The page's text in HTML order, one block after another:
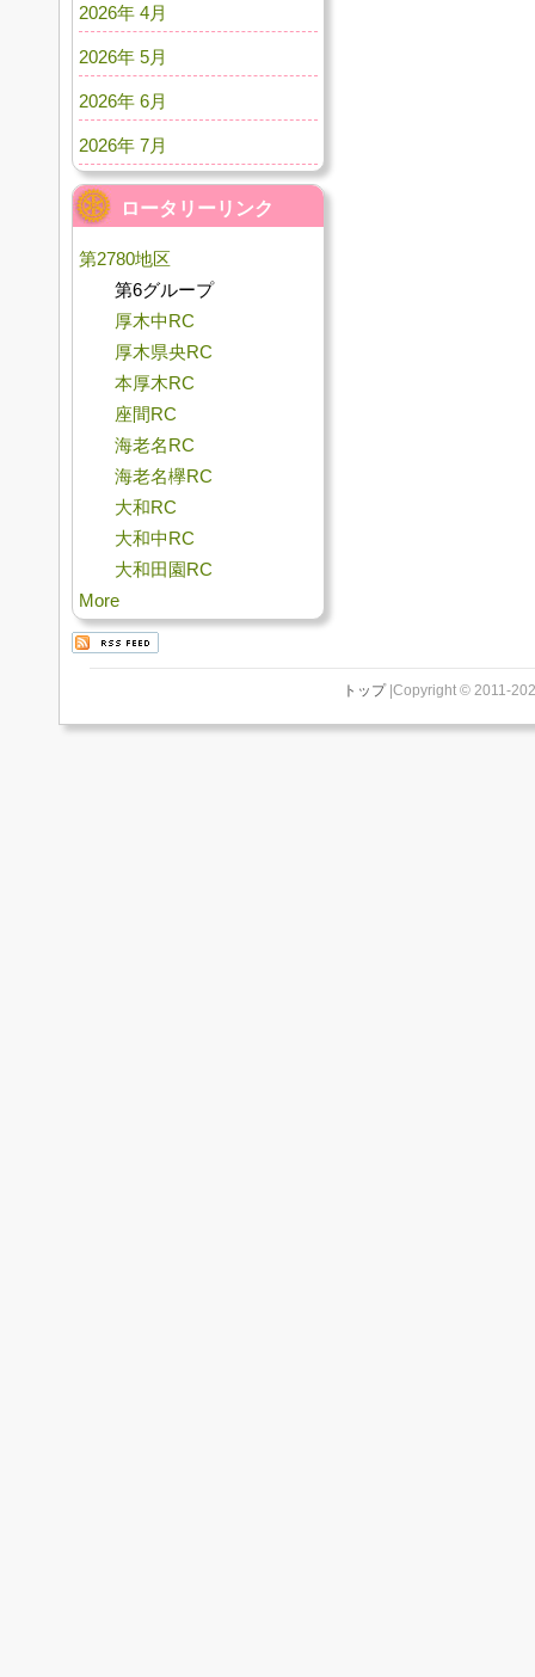
2026年 4月
2026年 5月
2026年 6月
2026年 7月
ロータリーリンク
第2780地区
第6グループ
厚木中RC
厚木県央RC
本厚木RC
座間RC
海老名RC
海老名欅RC
大和RC
大和中RC
大和田園RC
More
トップ|Copyright © 2011-